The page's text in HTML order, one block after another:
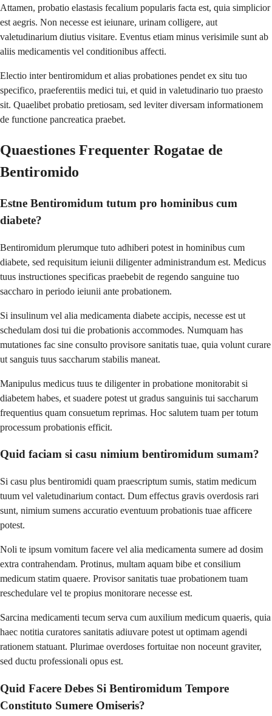
Attamen, probatio elastasis fecalium popularis facta est, quia simplicior
est aegris. Non necesse est ieiunare, urinam colligere, aut
valetudinarium diutius visitare. Eventus etiam minus verisimile sunt ab
aliis medicamentis vel conditionibus affecti.
Electio inter bentiromidum et alias probationes pendet ex situ tuo
specifico, praeferentiis medici tui, et quid in valetudinario tuo praesto
sit. Quaelibet probatio pretiosam, sed leviter diversam informationem
de functione pancreatica praebet.
Quaestiones Frequenter Rogatae de
Bentiromido
Estne Bentiromidum tutum pro hominibus cum
diabete?
Bentiromidum plerumque tuto adhiberi potest in hominibus cum
diabete, sed requisitum ieiunii diligenter administrandum est. Medicus
tuus instructiones specificas praebebit de regendo sanguine tuo
saccharo in periodo ieiunii ante probationem.
Si insulinum vel alia medicamenta diabete accipis, necesse est ut
schedulam dosi tui die probationis accommodes. Numquam has
mutationes fac sine consulto provisore sanitatis tuae, quia volunt curare
ut sanguis tuus saccharum stabilis maneat.
Manipulus medicus tuus te diligenter in probatione monitorabit si
diabetem habes, et suadere potest ut gradus sanguinis tui saccharum
frequentius quam consuetum reprimas. Hoc salutem tuam per totum
processum probationis efficit.
Quid faciam si casu nimium bentiromidum sumam?
Si casu plus bentiromidi quam praescriptum sumis, statim medicum
tuum vel valetudinarium contact. Dum effectus gravis overdosis rari
sunt, nimium sumens accuratio eventuum probationis tuae afficere
potest.
Noli te ipsum vomitum facere vel alia medicamenta sumere ad dosim
extra contrahendam. Protinus, multam aquam bibe et consilium
medicum statim quaere. Provisor sanitatis tuae probationem tuam
reschedulare vel te propius monitorare necesse est.
Sarcina medicamenti tecum serva cum auxilium medicum quaeris, quia
haec notitia curatores sanitatis adiuvare potest ut optimam agendi
rationem statuant. Plurimae overdoses fortuitae non noceunt graviter,
sed ductu professionali opus est.
Quid Facere Debes Si Bentiromidum Tempore
Constituto Sumere Omiseris?